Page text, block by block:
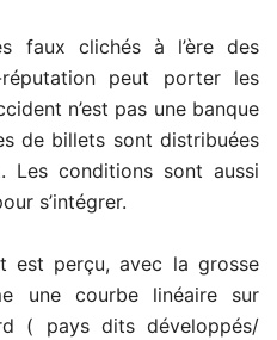
faux clichés à l’ère des
peut porter les
n’est pas une banque
de billets sont distribuées
conditions sont aussi
s’intégrer.
est perçu, avec la grosse
une courbe linéaire sur
( pays dits développés/